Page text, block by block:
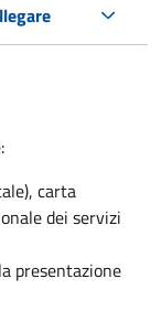
carta
dei servizi
presentazione